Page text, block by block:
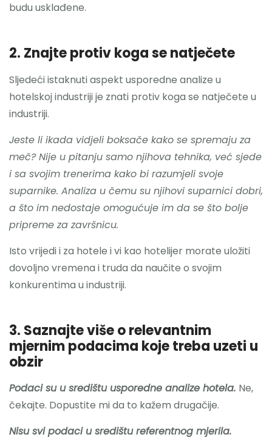
budu usklađene.
2. Znajte protiv koga se natječete
Sljedeći istaknuti aspekt usporedne analize u
hotelskoj industriji je znati protiv koga se natječete u
industriji.
Jeste li ikada vidjeli boksače kako se spremaju za
meč? Nije u pitanju samo njihova tehnika, već sjede
i sa svojim trenerima kako bi razumjeli svoje
suparnike. Analiza u čemu su njihovi suparnici dobri,
a što im nedostaje omogućuje im da se što bolje
pripreme za završnicu.
Isto vrijedi i za hotele i vi kao hotelijer morate uložiti
dovoljno vremena i truda da naučite o svojim
konkurentima u industriji.
3. Saznajte više o relevantnim
mjernim podacima koje treba uzeti u
obzir
Podaci su u središtu usporedne analize hotela. Ne,
čekajte. Dopustite mi da to kažem drugačije.
Nisu svi podaci u središtu referentnog mjerila.